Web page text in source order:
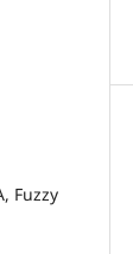
Fuzzy